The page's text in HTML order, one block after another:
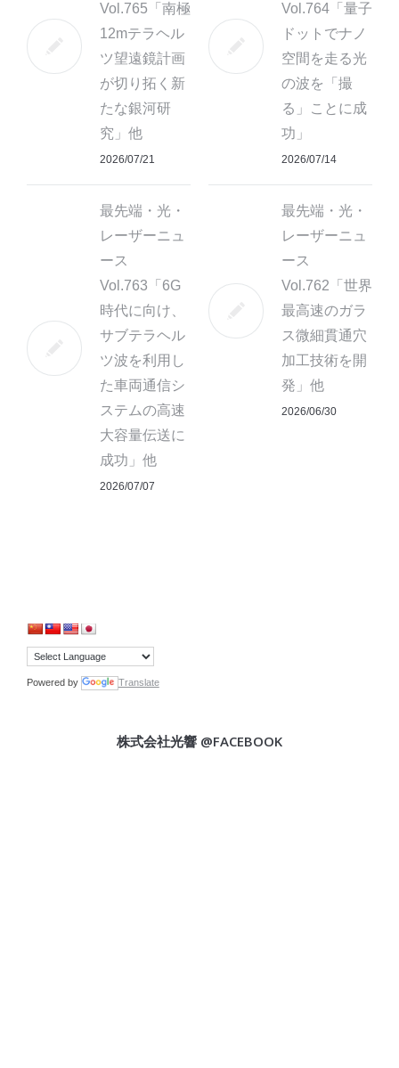
Vol.765「南極
12mテラヘル
ツ望遠鏡計画
が切り拓く新
たな銀河研
究」他
2026/07/21
Vol.764「量子
ドットでナノ
空間を走る光
の波を「撮
る」ことに成
功」
2026/07/14
最先端・光・
レーザーニュ
ース
Vol.763「6G
時代に向け、
サブテラヘル
ツ波を利用し
た車両通信シ
ステムの高速
大容量伝送に
成功」他
2026/07/07
最先端・光・
レーザーニュ
ース
Vol.762「世界
最高速のガラ
ス微細貫通穴
加工技術を開
発」他
2026/06/30
Powered by Translate
株式会社光響 @FACEBOOK